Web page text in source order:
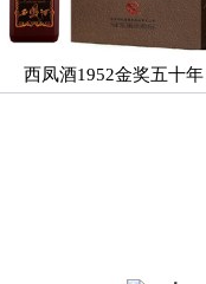
西凤酒1952金奖五十年